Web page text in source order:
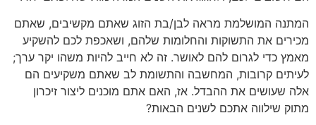
המתנה המושלמת מראה לבן/בת הזוג שאתם מקשיבים, שאתם
מכירים את התשוקות והחלומות שלהם, ושאכפת לכם להשקיע
מאמץ כדי לגרום להם לאושר. זה לא חייב להיות משהו יקר ערך;
לעיתים קרובות, המחשבה והתשומת לב שאתם משקיעים הם
אלה שעושים את ההבדל. אז, האם אתם מוכנים ליצור זיכרון
מתוק שילווה אתכם לשנים הבאות?